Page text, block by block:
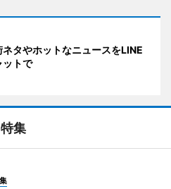
タやホットなニュースをLINE
ットで
特集